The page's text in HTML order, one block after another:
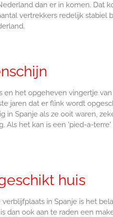
dan er in komen. Dat
vertrekkers redelijk stabiel
het opgeheven vingertje
jaren dat er flink wordt
in Spanje als ze ooit waren,
Als het kan is een 'pied-a-
huis
in Spanje is het
dan ook aan te raden een